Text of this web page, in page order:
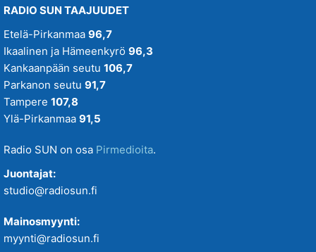
RADIO SUN TAAJUUDET
Etelä-Pirkanmaa 96,7
Ikaalinen ja Hämeenkyrö 96,3
Kankaanpään seutu 106,7
Parkanon seutu 91,7
Tampere 107,8
Ylä-Pirkanmaa 91,5
Radio SUN on osa Pirmedioita.
Juontajat:
studio@radiosun.fi
Mainosmyynti:
myynti@radiosun.fi